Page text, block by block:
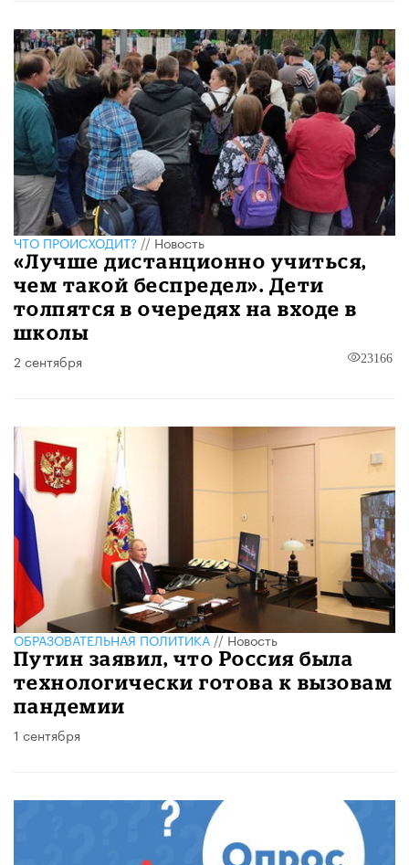
ЧТО ПРОИСХОДИТ?//Новость
​«Лучше дистанционно учиться,
чем такой беспредел». Дети
толпятся в очередях на входе в
школы
2 сентября 23166
ОБРАЗОВАТЕЛЬНАЯ ПОЛИТИКА//Новость
Путин заявил, что Россия была
технологически готова к вызовам
пандемии
1 сентября